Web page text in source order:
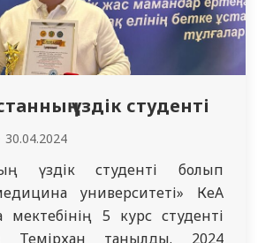
үздік студенті
30.04.2024
үздік студенті болып
университеті» КеАҚ
5 курс студенті
Темірхан танылды. 2024